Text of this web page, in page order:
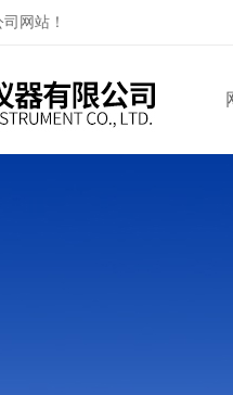
网站！